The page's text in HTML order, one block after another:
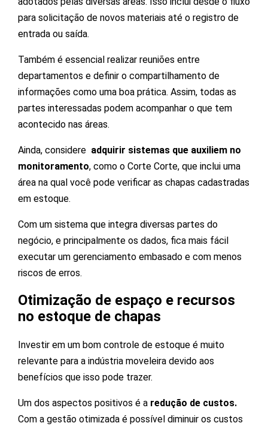
para solicitação de novos materiais até o registro de
entrada ou saída.
Também é essencial realizar reuniões entre
departamentos e definir o compartilhamento de
informações como uma boa prática. Assim, todas as
partes interessadas podem acompanhar o que tem
acontecido nas áreas.
Ainda, considere adquirir sistemas que auxiliem no
monitoramento, como o Corte Corte, que inclui uma
área na qual você pode verificar as chapas cadastradas
em estoque.
Com um sistema que integra diversas partes do
negócio, e principalmente os dados, fica mais fácil
executar um gerenciamento embasado e com menos
riscos de erros.
Otimização de espaço e recursos
no estoque de chapas
Investir em um bom controle de estoque é muito
relevante para a indústria moveleira devido aos
benefícios que isso pode trazer.
Um dos aspectos positivos é a redução de custos.
Com a gestão otimizada é possível diminuir os custos